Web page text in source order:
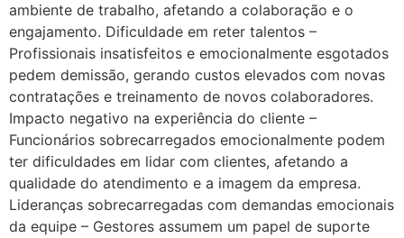
ambiente de trabalho, afetando a colaboração e o
engajamento. Dificuldade em reter talentos –
Profissionais insatisfeitos e emocionalmente esgotados
pedem demissão, gerando custos elevados com novas
contratações e treinamento de novos colaboradores.
Impacto negativo na experiência do cliente –
Funcionários sobrecarregados emocionalmente podem
ter dificuldades em lidar com clientes, afetando a
qualidade do atendimento e a imagem da empresa.
Lideranças sobrecarregadas com demandas emocionais
da equipe – Gestores assumem um papel de suporte